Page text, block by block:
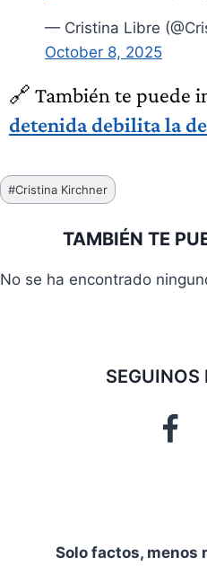
— Cristina Libre
October 8, 2025
🔗 También te puede
detenida debilita la
Etiquetas
de
#Cristina Kirchner
TAMBIÉN TE
No se ha encontrado
SEGUINOS
Solo factos, menos